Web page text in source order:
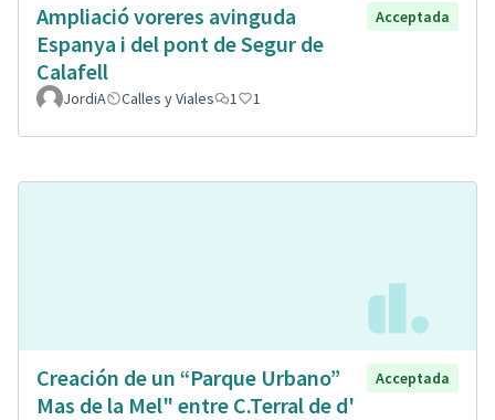
Ampliació voreres avinguda
Espanya i del pont de Segur de
Calafell
Acceptada
JordiA Calles y Viales 1 1
Creación de un “Parque Urbano”
Mas de la Mel" entre C.Terral de d'
Acceptada